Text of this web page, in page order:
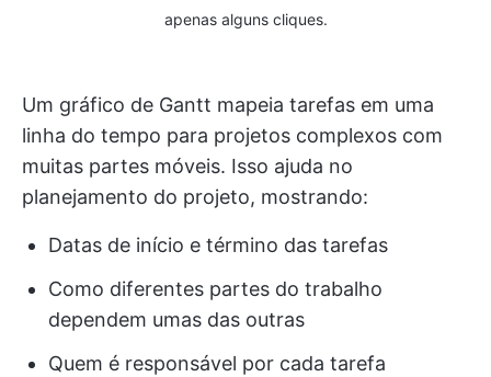
apenas alguns cliques.
Um gráfico de Gantt mapeia tarefas em uma
linha do tempo para projetos complexos com
muitas partes móveis. Isso ajuda no
planejamento do projeto, mostrando:
Datas de início e término das tarefas
Como diferentes partes do trabalho
dependem umas das outras
Quem é responsável por cada tarefa